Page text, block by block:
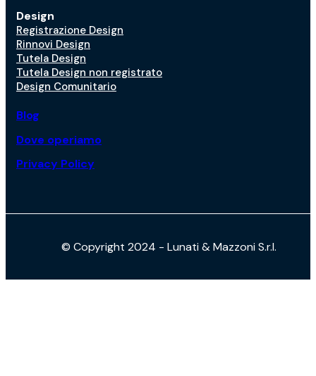
Design
Registrazione Design
Rinnovi Design
Tutela Design
Tutela Design non registrato
Design Comunitario
Blog
Dove operiamo
Privacy Policy
© Copyright 2024 - Lunati & Mazzoni S.r.l.